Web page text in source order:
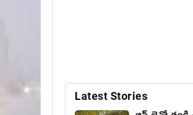
Latest Stories